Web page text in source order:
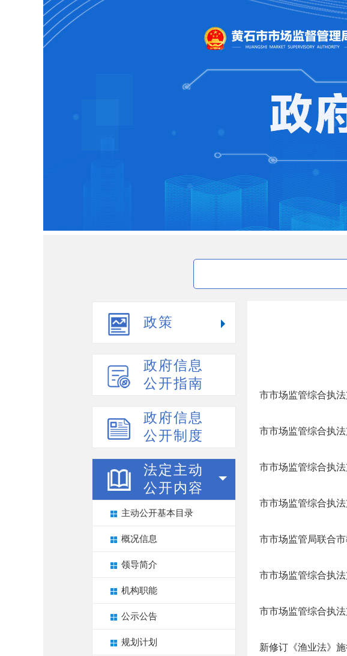
政策
政府信息
公开指南
政府信息
公开制度
法定主动
公开内容
主动公开基本目录
概况信息
领导简介
机构职能
公示公告
规划计划
市市场监管综合执
市市场监管综合执
市市场监管综合执
市市场监管综合执
市市场监管局联合
市市场监管综合执
市市场监管综合执
新修订《渔业法》